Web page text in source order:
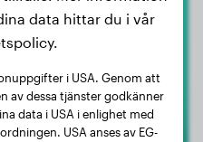
data hittar du i vår
i USA. Genom att
av dessa tjänster godkänner
data i USA i enlighet med
USA anses av EG-